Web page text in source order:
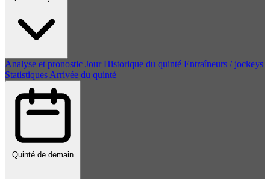
Analyse et pronostic Jour Historique du quinté Entraîneurs / jockeys
Statistiques Arrivée du quinté
Quinté de demain